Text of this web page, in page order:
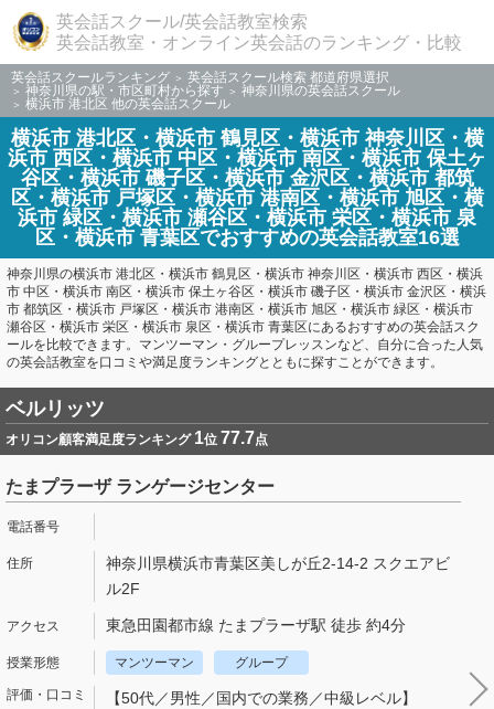
英会話スクール/英会話教室検索
英会話教室・オンライン英会話のランキング・比較
英会話スクールランキング
英会話スクール検索 都道府県選択
神奈川県の駅・市区町村から探す
神奈川県の英会話スクール
横浜市 港北区 他の英会話スクール
横浜市 港北区・横浜市 鶴見区・横浜市 神奈川区・横
浜市 西区・横浜市 中区・横浜市 南区・横浜市 保土ヶ
谷区・横浜市 磯子区・横浜市 金沢区・横浜市 都筑
区・横浜市 戸塚区・横浜市 港南区・横浜市 旭区・横
浜市 緑区・横浜市 瀬谷区・横浜市 栄区・横浜市 泉
区・横浜市 青葉区でおすすめの英会話教室16選
神奈川県の横浜市 港北区・横浜市 鶴見区・横浜市 神奈川区・横浜市 西区・横浜
市 中区・横浜市 南区・横浜市 保土ヶ谷区・横浜市 磯子区・横浜市 金沢区・横浜
市 都筑区・横浜市 戸塚区・横浜市 港南区・横浜市 旭区・横浜市 緑区・横浜市
瀬谷区・横浜市 栄区・横浜市 泉区・横浜市 青葉区にあるおすすめの英会話スク
ールを比較できます。マンツーマン・グループレッスンなど、自分に合った人気
の英会話教室を口コミや満足度ランキングとともに探すことができます。
ベルリッツ
オリコン顧客満足度ランキング 1位 77.7点
たまプラーザ ランゲージセンター
神奈川県横浜市青葉区美しが丘2-14-2 スクエアビ
ル2F
東急田園都市線 たまプラーザ駅 徒歩 約4分
マンツーマン グループ
【50代／男性／国内での業務／中級レベル】